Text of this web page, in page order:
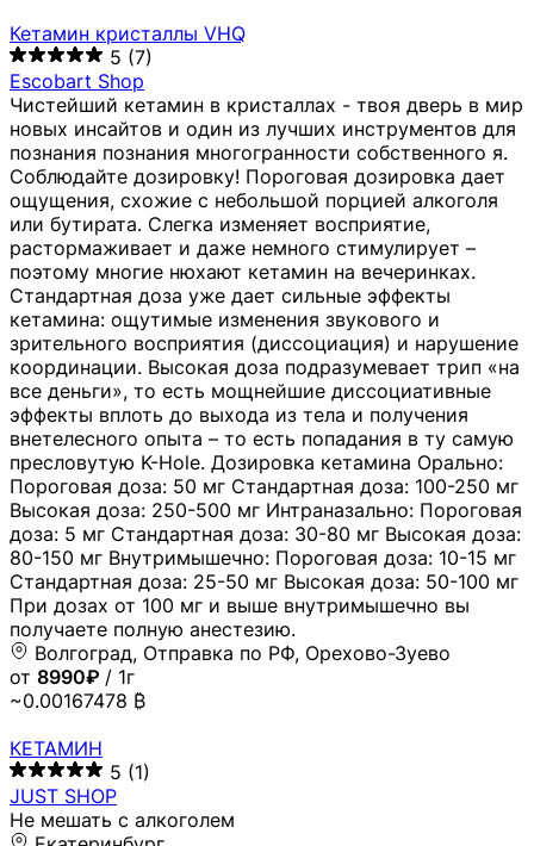
Кетамин кристаллы VHQ
5 (7)
Escobart Shop
Чистейший кетамин в кристаллах - твоя дверь в мир
новых инсайтов и один из лучших инструментов для
познания познания многогранности собственного я.
Соблюдайте дозировку! Пороговая дозировка дает
ощущения, схожие с небольшой порцией алкоголя
или бутирата. Слегка изменяет восприятие,
растормаживает и даже немного стимулирует –
поэтому многие нюхают кетамин на вечеринках.
Стандартная доза уже дает сильные эффекты
кетамина: ощутимые изменения звукового и
зрительного восприятия (диссоциация) и нарушение
координации. Высокая доза подразумевает трип «на
все деньги», то есть мощнейшие диссоциативные
эффекты вплоть до выхода из тела и получения
внетелесного опыта – то есть попадания в ту самую
пресловутую K-Hole. Дозировка кетамина Орально:
Пороговая доза: 50 мг Стандартная доза: 100-250 мг
Высокая доза: 250-500 мг Интраназально: Пороговая
доза: 5 мг Стандартная доза: 30-80 мг Высокая доза:
80-150 мг Внутримышечно: Пороговая доза: 10-15 мг
Стандартная доза: 25-50 мг Высокая доза: 50-100 мг
При дозах от 100 мг и выше внутримышечно вы
получаете полную анестезию.
Волгоград, Отправка по РФ, Орехово-Зуево
от 8990₽ / 1г
~0.00167478 ₿
КЕТАМИН
5 (1)
JUST SHOP
Не мешать с алкоголем